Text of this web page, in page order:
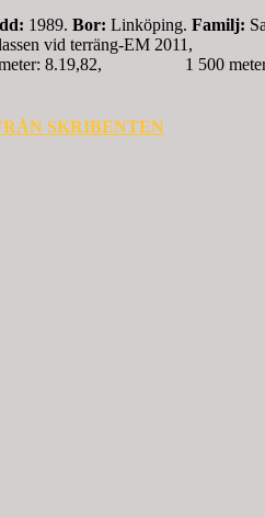
1989. Bor: Linköping. Familj:
terräng-EM 2011, 14
8.19,82, 1 500 meter:
SKRIBENTEN